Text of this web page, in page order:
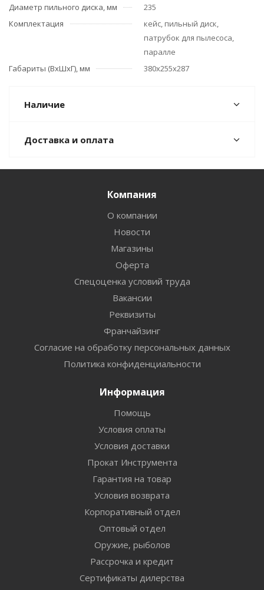
Диаметр пильного диска, мм
235
Комплектация
кейс, пильный диск,
патрубок для пылесоса,
паралле
Габариты (ВхШхГ), мм
380х255х287
Наличие
Доставка и оплата
Компания
О компании
Новости
Магазины
Оферта
Спецоценка условий труда
Вакансии
Реквизиты
Франчайзинг
Согласие на обработку персональных данных
Политика конфиденциальности
Информация
Помощь
Условия оплаты
Условия доставки
Прокат Инструмента
Гарантия на товар
Условия возврата
Корпоративный отдел
Оптовый отдел
Оружие, рыболов
Рассрочка и кредит
Сертификаты дилерства